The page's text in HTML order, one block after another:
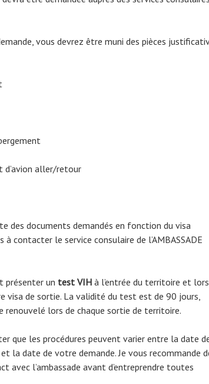
vous devrez être muni des pièces
d’avion aller/retour
des documents demandés en fonction du visa
à contacter le service consulaire de l’AMBASSADE
présenter un test VIH à l’entrée du territoire et lors
visa de sortie. La validité du test est de 90 jours,
renouvelé lors de chaque sortie de territoire.
que les procédures peuvent varier entre la date
la date de votre demande. Je vous recommande
avec l’ambassade avant d’entreprendre toutes